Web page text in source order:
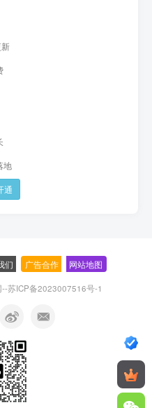
地
通
们 广告合作 网站地图
苏ICP备2023007516号-1